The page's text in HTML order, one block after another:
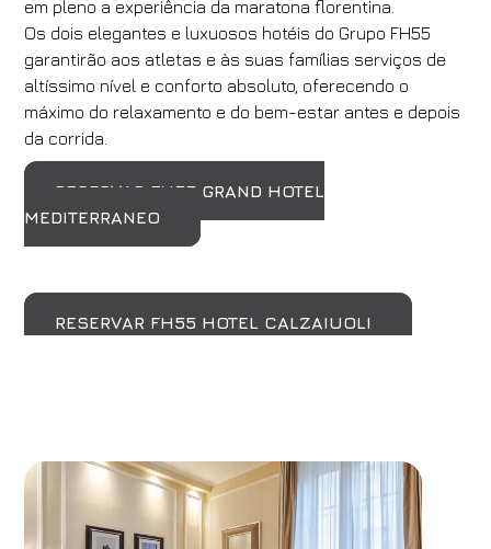
em pleno a experiência da maratona florentina.
Os dois elegantes e luxuosos hotéis do Grupo FH55
garantirão aos atletas e às suas famílias serviços de
altíssimo nível e conforto absoluto, oferecendo o
máximo do relaxamento e do bem-estar antes e depois
da corrida.
RESERVAR FH55 GRAND HOTEL
MEDITERRANEO
RESERVAR FH55 HOTEL CALZAIUOLI